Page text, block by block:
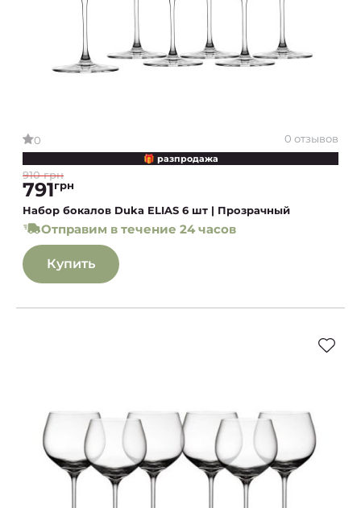
0 0 отзывов
🎁 разпродажа
910 грн
791грн
Набор бокалов Duka ELIAS 6 шт | Прозрачный
Отправим в течение 24 часов
Купить